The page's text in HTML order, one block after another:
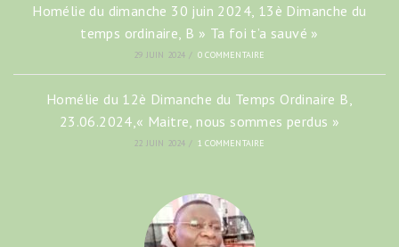
Homélie du dimanche 30 juin 2024, 13è Dimanche du
temps ordinaire, B » Ta foi t’a sauvé »
29 JUIN 2024 / 0 COMMENTAIRE
Homélie du 12è Dimanche du Temps Ordinaire B,
23.06.2024,« Maitre, nous sommes perdus »
22 JUIN 2024 / 1 COMMENTAIRE